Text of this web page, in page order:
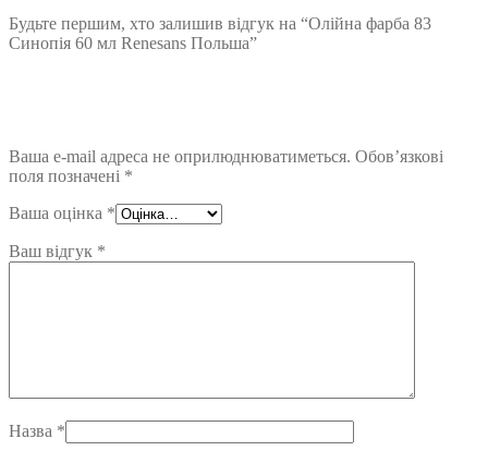
Будьте першим, хто залишив відгук на “Олійна фарба 83
Синопія 60 мл Renesans Польша”
Ваша e-mail адреса не оприлюднюватиметься. Обов’язкові
поля позначені *
Ваша оцінка *
Ваш відгук *
Назва *